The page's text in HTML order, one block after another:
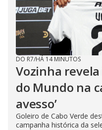
DO R7/HÁ 14 MINUTOS
Vozinha
do Mundo na
avesso’
Goleiro de Cabo Verde
campanha histórica da